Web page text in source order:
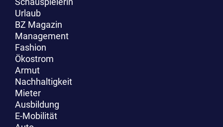
Urlaub
BZ Magazin
Management
Fashion
Ökostrom
Armut
Nachhaltigkeit
Mieter
Ausbildung
E-Mobilität